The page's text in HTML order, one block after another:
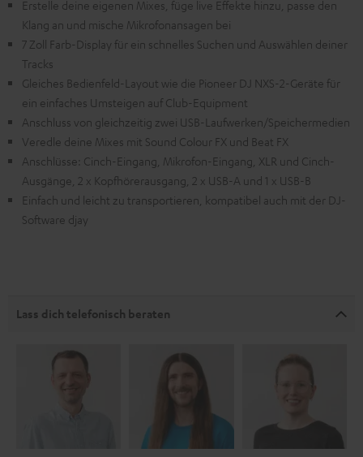
Erstelle deine eigenen Mixes, füge live Effekte hinzu, passe den
Klang an und mische Mikrofonansagen bei
7 Zoll Farb-Display für ein schnelles Suchen und Auswählen deiner
Tracks
Gleiches Bedienfeld-Layout wie die Pioneer DJ NXS-2-Geräte für
ein einfaches Umsteigen auf Club-Equipment
Anschluss von gleichzeitig zwei USB-Laufwerken/Speichermedien
Veredle deine Mixes mit Sound Colour FX und Beat FX
Anschlüsse: Cinch-Eingang, Mikrofon-Eingang, XLR und Cinch-
Ausgänge, 2 x Kopfhörerausgang, 2 x USB-A und 1 x USB-B
Einfach und leicht zu transportieren, kompatibel auch mit der DJ-
Software djay
Lass dich telefonisch beraten